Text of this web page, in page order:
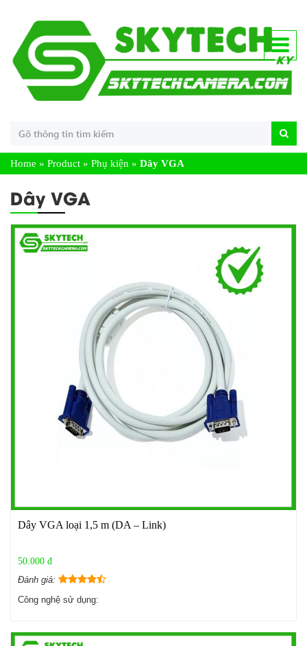
Home » Product » Phụ kiện » Dây VGA
Dây VGA
Dây VGA loại 1,5 m (DA – Link)
50.000 đ
Đánh giá:
Công nghệ sử dụng: